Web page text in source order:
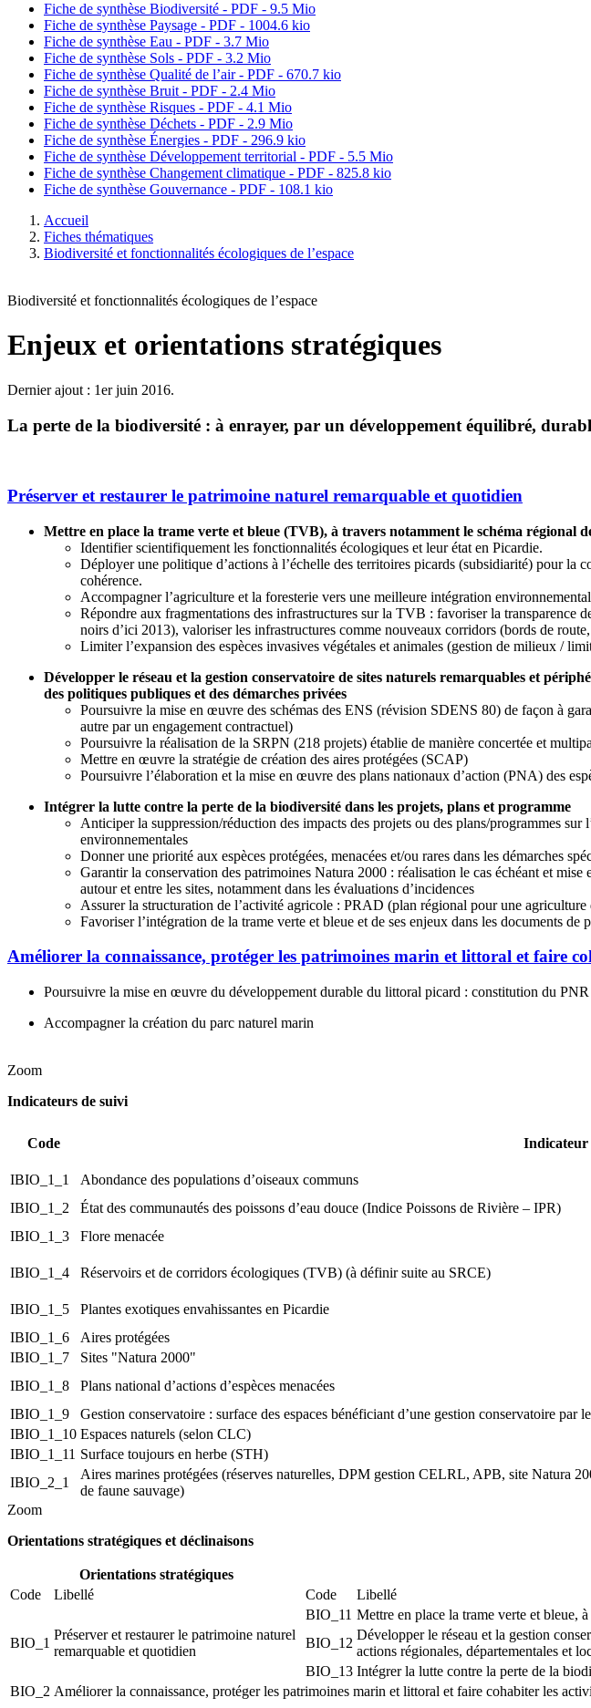
Fiche de synthèse Biodiversité - PDF - 9.5 Mio
Fiche de synthèse Paysage - PDF - 1004.6 kio
Fiche de synthèse Eau - PDF - 3.7 Mio
Fiche de synthèse Sols - PDF - 3.2 Mio
Fiche de synthèse Qualité de l’air - PDF - 670.7 kio
Fiche de synthèse Bruit - PDF - 2.4 Mio
Fiche de synthèse Risques - PDF - 4.1 Mio
Fiche de synthèse Déchets - PDF - 2.9 Mio
Fiche de synthèse Énergies - PDF - 296.9 kio
Fiche de synthèse Développement territorial - PDF - 5.5 Mio
Fiche de synthèse Changement climatique - PDF - 825.8 kio
Fiche de synthèse Gouvernance - PDF - 108.1 kio
Accueil
Fiches thématiques
Biodiversité et fonctionnalités écologiques de l’espace
Biodiversité et fonctionnalités écologiques de l’espace
Enjeux et orientations stratégiques
Dernier ajout : 1er juin 2016.
La perte de la biodiversité : à enrayer, par un développement équilibré,
Préserver et restaurer le patrimoine naturel remarquable et quotidien
Mettre en place la trame verte et bleue (TVB), à travers notamment le schéma régional
Identifier scientifiquement les fonctionnalités écologiques et leur état en Picardie.
Déployer une politique d’actions à l’échelle des territoires picards (subsidiarité) pour la
cohérence.
Accompagner l’agriculture et la foresterie vers une meilleure intégration
Répondre aux fragmentations des infrastructures sur la TVB : favoriser la transparence
noirs d’ici 2013), valoriser les infrastructures comme nouveaux corridors (bords de
Limiter l’expansion des espèces invasives végétales et animales (gestion de milieux /
Développer le réseau et la gestion conservatoire de sites naturels remarquables et
des politiques publiques et des démarches privées
Poursuivre la mise en œuvre des schémas des ENS (révision SDENS 80) de façon à
autre par un engagement contractuel)
Poursuivre la réalisation de la SRPN (218 projets) établie de manière concertée et
Mettre en œuvre la stratégie de création des aires protégées (SCAP)
Poursuivre l’élaboration et la mise en œuvre des plans nationaux d’action (PNA) des
Intégrer la lutte contre la perte de la biodiversité dans les projets, plans et programme
Anticiper la suppression/réduction des impacts des projets ou des plans/programmes
environnementales
Donner une priorité aux espèces protégées, menacées et/ou rares dans les démarches
Garantir la conservation des patrimoines Natura 2000 : réalisation le cas échéant et
autour et entre les sites, notamment dans les évaluations d’incidences
Assurer la structuration de l’activité agricole : PRAD (plan régional pour une agriculture
Favoriser l’intégration de la trame verte et bleue et de ses enjeux dans les documents de
Améliorer la connaissance, protéger les patrimoines marin et littoral et faire
Poursuivre la mise en œuvre du développement durable du littoral picard : constitution du
Accompagner la création du parc naturel marin
Zoom
Indicateurs de suivi
Code Indicateur
IBIO_1_1 Abondance des populations d’oiseaux communs
IBIO_1_2
État des communautés des poissons d’eau douce (Indice Poissons de Rivière – IPR)
IBIO_1_3
Flore menacée
IBIO_1_4
Réservoirs et de corridors écologiques (TVB) (à définir suite au SRCE)
IBIO_1_5 Plantes exotiques envahissantes en Picardie
IBIO_1_6
Aires protégées
IBIO_1_7
Sites "Natura 2000"
IBIO_1_8
Plans national d’actions d’espèces menacées
IBIO_1_9
Gestion conservatoire : surface des espaces bénéficiant d’une gestion conservatoire
IBIO_1_10 Espaces naturels (selon CLC)
IBIO_1_11 Surface toujours en herbe (STH)
IBIO_2_1
Aires marines protégées (réserves naturelles, DPM gestion CELRL, APB, site Natura
de faune sauvage)
Zoom
Orientations stratégiques et déclinaisons
Orientations stratégiques
Code
Libellé Code Libellé
BIO_1
Préserver et restaurer le patrimoine naturel
remarquable et quotidien
BIO_11 Mettre en place la trame verte et bleue,
BIO_12
Développer le réseau et la gestion
actions régionales, départementales et
BIO_13 Intégrer la lutte contre la perte de la
BIO_2 Améliorer la connaissance, protéger les patrimoines marin et littoral et faire cohabiter les